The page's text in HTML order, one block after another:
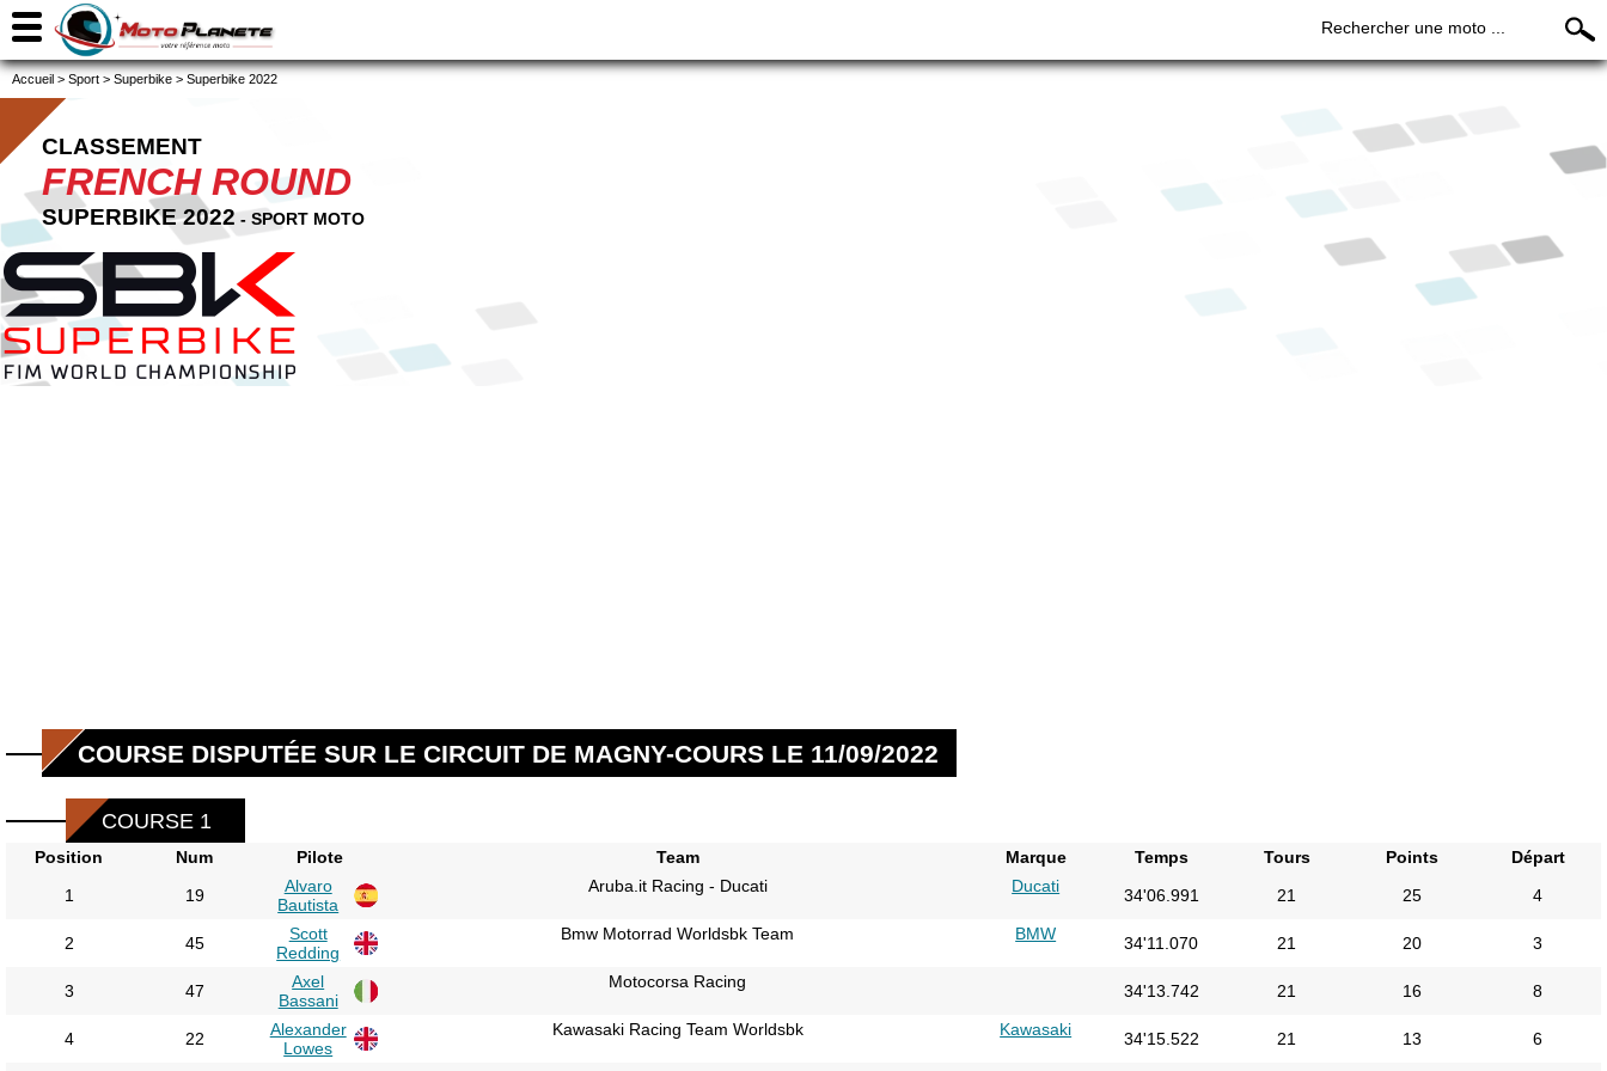
Rechercher une moto ...
Accueil > Sport > Superbike > Superbike 2022
CLASSEMENT
FRENCH ROUND
SUPERBIKE 2022 - SPORT MOTO
COURSE DISPUTÉE SUR LE CIRCUIT DE MAGNY-COURS LE 11/09/2022
COURSE 1
Position Num Pilote Team Marque Temps Tours Points
Départ
1
19
Alvaro
Bautista
Aruba.it Racing - Ducati Ducati 34'06.991 21 25 4
2 45
Scott
Redding
Bmw Motorrad Worldsbk Team BMW 34'11.070 21 20 3
3 47
Axel
Bassani
Motocorsa Racing 34'13.742 21 16 8
4 22
Alexander
Lowes
Kawasaki Racing Team Worldsbk Kawasaki 34'15.522 21 13
6